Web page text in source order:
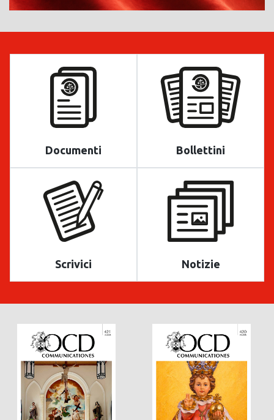
Documenti Bollettini
Scrivici Notizie